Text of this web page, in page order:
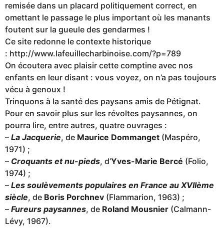
remisée dans un placard politiquement correct, en
omettant le passage le plus important où les manants
foutent sur la gueule des gendarmes !
Ce site redonne le contexte historique
: http://www.lafeuillecharbinoise.com/?p=789
On écoutera avec plaisir cette comptine avec nos
enfants en leur disant : vous voyez, on n’a pas toujours
vécu à genoux !
Trinquons à la santé des paysans amis de Pétignat.
Pour en savoir plus sur les révoltes paysannes, on
pourra lire, entre autres, quatre ouvrages :
– La Jacquerie, de Maurice Dommanget (Maspéro,
1971) ;
– Croquants et nu-pieds, d’Yves-Marie Bercé (Folio,
1974) ;
– Les soulèvements populaires en France au XVIIème
siècle, de Boris Porchnev (Flammarion, 1963) ;
– Fureurs paysannes, de Roland Mousnier (Calmann-
Lévy, 1967).